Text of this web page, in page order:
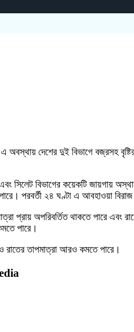
অবস্থায় দেশের দুই বিভাগে বজ্রসহ
সিলেট বিভাগের কয়েকটি জায়গায়
পরবর্তী ২৪ ঘণ্টা এ আবহাওয়া
প্রায় অপরিবর্তিত থাকতে পারে এবং
পারে।
ও রাতের তাপমাত্রা আরও কমতে পারে।